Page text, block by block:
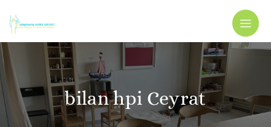
bilan hpi Ceyrat